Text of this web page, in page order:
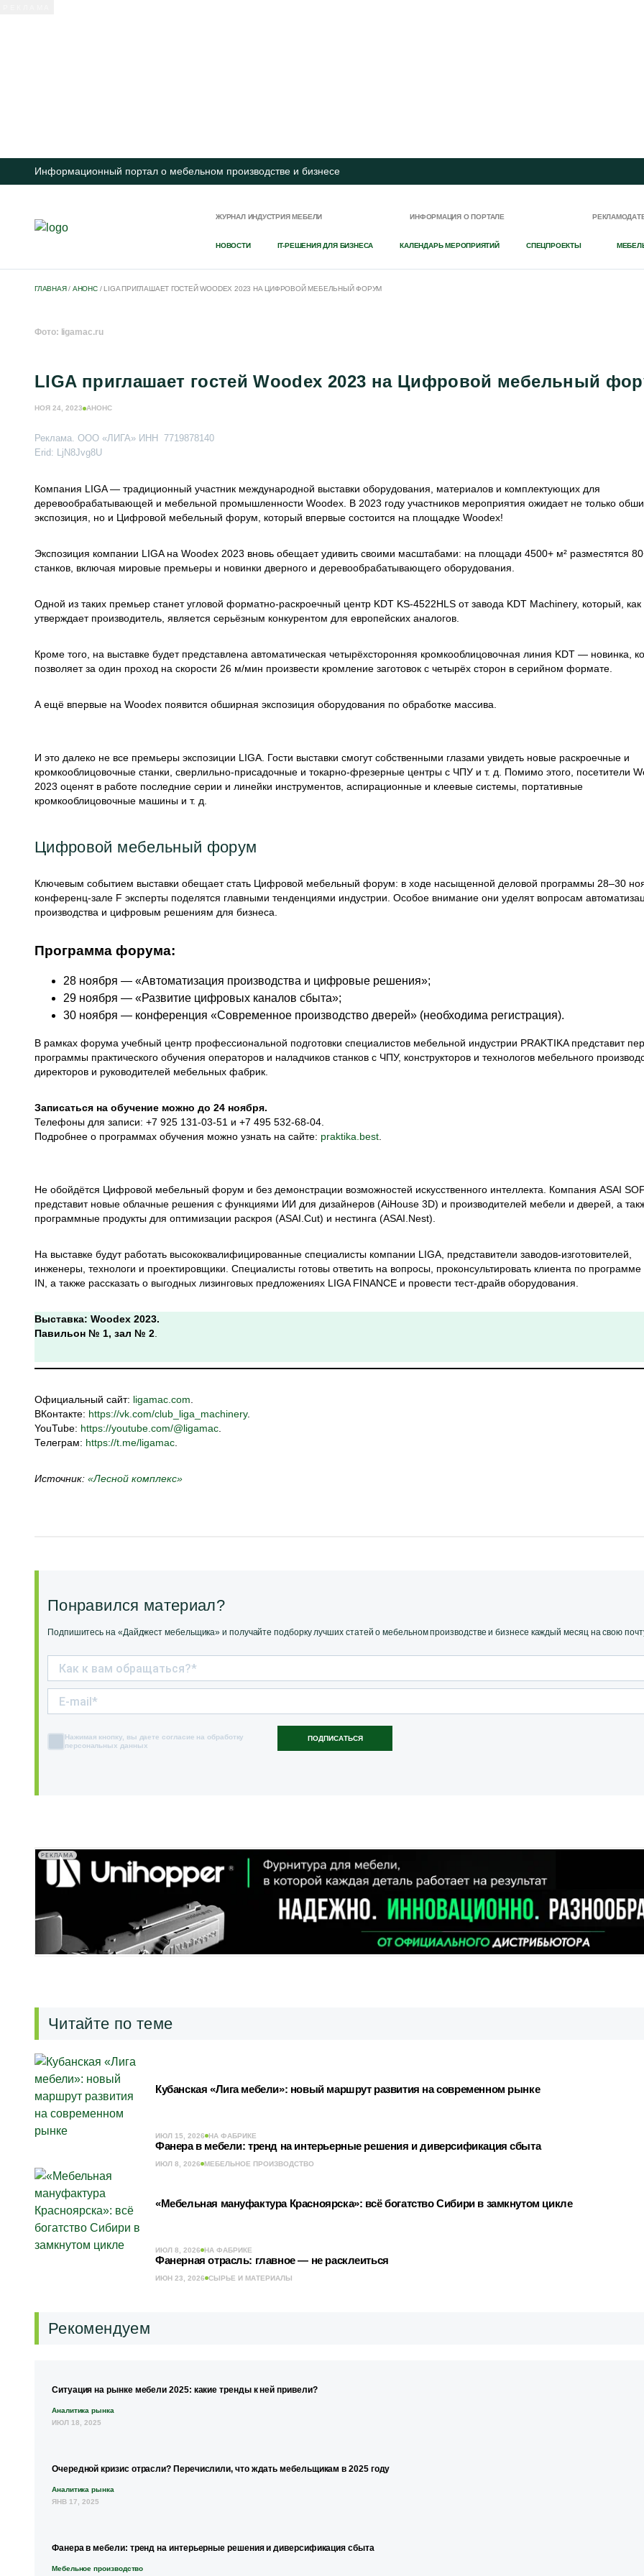
Информационный портал о мебельном производстве и бизнесе
ЖУРНАЛ ИНДУСТРИЯ МЕБЕЛИ ИНФОРМАЦИЯ О ПОРТАЛЕ
НОВОСТИ IT-РЕШЕНИЯ ДЛЯ БИЗНЕСА КАЛЕНДАРЬ МЕРОПРИЯТИЙ СПЕЦПРОЕКТЫ
ГЛАВНАЯ/ АНОНС/ LIGA ПРИГЛАШАЕТ ГОСТЕЙ WOODEX 2023 НА ЦИФРОВОЙ МЕБЕЛЬНЫЙ ФОРУМ
Фото: ligamac.ru
LIGA приглашает гостей Woodex 2023 на Цифровой мебельный
НОЯ 24, 2023 АНОНС
Реклама. ООО «ЛИГА» ИНН 7719878140
Erid: LjN8Jvg8U
Компания LIGA — традиционный участник международной выставки оборудования, материалов и комплектующих для
деревообрабатывающей и мебельной промышленности Woodex. В 2023 году участников мероприятия ожидает не только
экспозиция, но и Цифровой мебельный форум, который впервые состоится на площадке Woodex!
Экспозиция компании LIGA на Woodex 2023 вновь обещает удивить своими масштабами: на площади 4500+ м² разместятся
станков, включая мировые премьеры и новинки дверного и деревообрабатывающего оборудования.
Одной из таких премьер станет угловой форматно-раскроечный центр KDT KS-4522HLS от завода KDT Machinery, который, как
утверждает производитель, является серьёзным конкурентом для европейских аналогов.
Кроме того, на выставке будет представлена автоматическая четырёхсторонняя кромкооблицовочная линия KDT — новинка,
позволяет за один проход на скорости 26 м/мин произвести кромление заготовок с четырёх сторон в серийном формате.
А ещё впервые на Woodex появится обширная экспозиция оборудования по обработке массива.
И это далеко не все премьеры экспозиции LIGA. Гости выставки смогут собственными глазами увидеть новые раскроечные и
кромкооблицовочные станки, сверлильно-присадочные и токарно-фрезерные центры с ЧПУ и т. д. Помимо этого, посетители
2023 оценят в работе последние серии и линейки инструментов, аспирационные и клеевые системы, портативные
кромкооблицовочные машины и т. д.
Цифровой мебельный форум
Ключевым событием выставки обещает стать Цифровой мебельный форум: в ходе насыщенной деловой программы 28–30
конференц-зале F эксперты поделятся главными тенденциями индустрии. Особое внимание они уделят вопросам
производства и цифровым решениям для бизнеса.
Программа форума:
28 ноября — «Автоматизация производства и цифровые решения»;
29 ноября — «Развитие цифровых каналов сбыта»;
30 ноября — конференция «Современное производство дверей» (необходима регистрация).
В рамках форума учебный центр профессиональной подготовки специалистов мебельной индустрии PRAKTIKA представит
программы практического обучения операторов и наладчиков станков с ЧПУ, конструкторов и технологов мебельного
директоров и руководителей мебельных фабрик.
Записаться на обучение можно до 24 ноября.
Телефоны для записи: +7 925 131-03-51 и +7 495 532-68-04.
Подробнее о программах обучения можно узнать на сайте: praktika.best
Не обойдётся Цифровой мебельный форум и без демонстрации возможностей искусственного интеллекта. Компания ASAI
представит новые облачные решения с функциями ИИ для дизайнеров (AiHouse 3D) и производителей мебели и дверей, а
программные продукты для оптимизации раскроя (ASAI.Cut) и нестинга (ASAI.Nest).
На выставке будут работать высококвалифицированные специалисты компании LIGA, представители заводов-изготовителей,
инженеры, технологи и проектировщики. Специалисты готовы ответить на вопросы, проконсультировать клиента по
IN, а также рассказать о выгодных лизинговых предложениях LIGA FINANCE и провести тест-драйв оборудования.
Выставка: Woodex 2023.
Павильон № 1, зал № 2
Официальный сайт: ligamac.com
ВКонтакте: https://vk.com/club_liga_machinery.
YouTube: https://youtube.com/@ligamac
Телеграм: https://t.me/ligamac
Источник: «Лесной комплекс»
Понравился материал?
Подпишитесь на «Дайджест мебельщика» и получайте подборку лучших статей о мебельном производстве и бизнесе каждый месяц на свою
ПОДПИСАТЬСЯ
Нажимая кнопку, вы даете согласие на обработку
персональных данных
РЕКЛАМА
Читайте по теме
Кубанская «Лига мебели»: новый маршрут развития на современном рынке
ИЮЛ 15, 2026 НА ФАБРИКЕ
Фанера в мебели: тренд на интерьерные решения и диверсификация сбыта
ИЮЛ 8, 2026 МЕБЕЛЬНОЕ ПРОИЗВОДСТВО
«Мебельная мануфактура Красноярска»: всё богатство Сибири в замкнутом цикле
ИЮЛ 8, 2026 НА ФАБРИКЕ
Фанерная отрасль: главное — не расклеиться
ИЮН 23, 2026 СЫРЬЕ И МАТЕРИАЛЫ
Рекомендуем
Ситуация на рынке мебели 2025: какие тренды к ней привели?
Аналитика рынка
ИЮЛ 18, 2025
Очередной кризис отрасли? Перечислили, что ждать мебельщикам в 2025 году
Аналитика рынка
ЯНВ 17, 2025
Фанера в мебели: тренд на интерьерные решения и диверсификация сбыта
Мебельное производство